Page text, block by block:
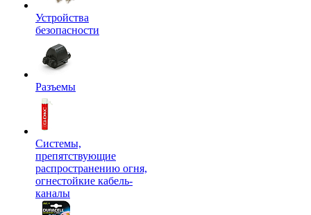
Устройства
безопасности
Разъемы
Системы,
препятствующие
распространению огня,
огнестойкие кабель-
каналы